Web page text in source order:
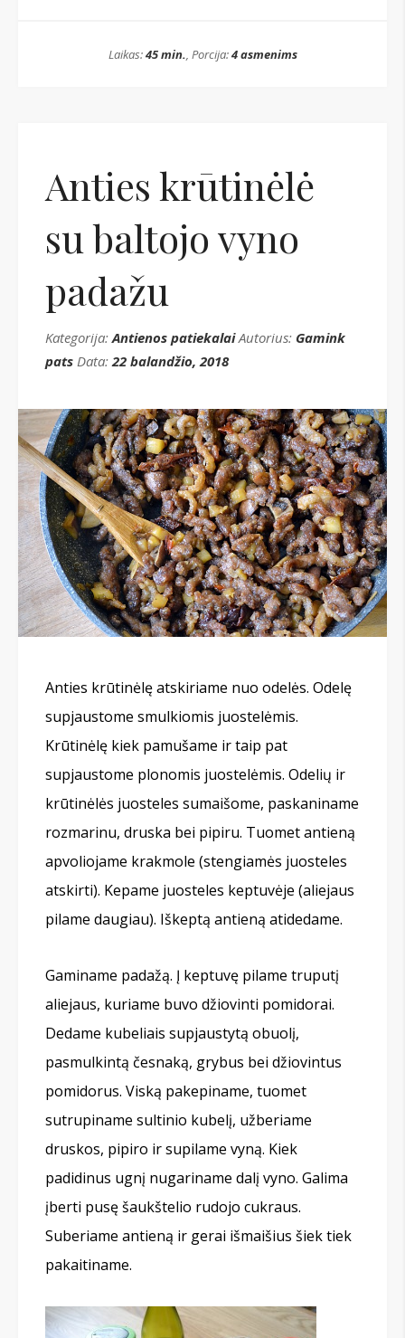
Laikas:45 min., Porcija:4 asmenims
Anties krūtinėlė
su baltojo vyno
padažu
Kategorija:Antienos patiekalaiAutorius: Gamink
pats Data:22 balandžio, 2018
Anties krūtinėlę atskiriame nuo odelės. Odelę
supjaustome smulkiomis juostelėmis.
Krūtinėlę kiek pamušame ir taip pat
supjaustome plonomis juostelėmis. Odelių ir
krūtinėlės juosteles sumaišome, paskaniname
rozmarinu, druska bei pipiru. Tuomet antieną
apvoliojame krakmole (stengiamės juosteles
atskirti). Kepame juosteles keptuvėje (aliejaus
pilame daugiau). Iškeptą antieną atidedame.
Gaminame padažą. Į keptuvę pilame truputį
aliejaus, kuriame buvo džiovinti pomidorai.
Dedame kubeliais supjaustytą obuolį,
pasmulkintą česnaką, grybus bei džiovintus
pomidorus. Viską pakepiname, tuomet
sutrupiname sultinio kubelį, užberiame
druskos, pipiro ir supilame vyną. Kiek
padidinus ugnį nugariname dalį vyno. Galima
įberti pusę šaukštelio rudojo cukraus.
Suberiame antieną ir gerai išmaišius šiek tiek
pakaitiname.